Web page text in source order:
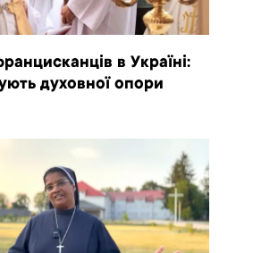
в Україні:
духовної опори